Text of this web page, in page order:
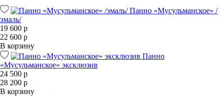
Панно «Мусульманское» /
эмаль/
19 600 р
22 600 р
В корзину
Панно
«Мусульманское» эксклюзив
24 500 р
28 200 р
В корзину